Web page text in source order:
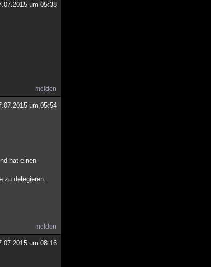
um 05:38
melden
um 05:54
hat einen
zu delegieren.
melden
um 08:16